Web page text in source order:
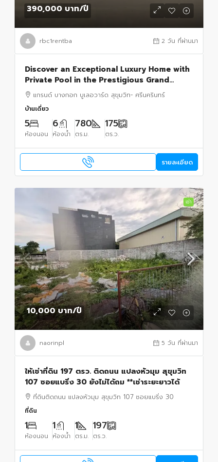
390,000 บาท/ปี
rbc1rentba 2 วัน ที่ผ่านมา
Discover an Exceptional Luxury Home with
Private Pool in the Prestigious Grand
Bangkok Boulevard Sukhumvit Srinakarin
แกรนด์ บางกอก บูเลอวาร์ด สุขุมวิท- ศรีนครินทร์
บ้านเดี่ยว
5
ห้องนอน
6
ห้องน้ำ
780
ตร.ม.
175
ตร.ว.
รายละเอียด
เช่า
10,000 บาท/ปี
naorinpl 5 วัน ที่ผ่านมา
ให้เช่าที่ดิน 197 ตรว. ติดถนน แปลงหัวมุม สุขุมวิท
107 ซอยแบริ่ง 30 ยังไม่ได้ถม **เช่าระยะยาวได้
ที่ดินติดถนน แปลงหัวมุม สุขุมวิท 107 ซอยแบริ่ง 30
ที่ดิน
1
ห้องนอน
1
ห้องน้ำ
1
ตร.ม.
197
ตร.ว.